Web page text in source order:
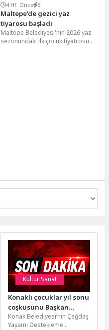
4 Hf. Önce 6
Maltepe’de gezici yaz
tiyarosu başladı
Maltepe Belediyesi'nin 2026 yaz
sezonundaki ilk çocuk tiyatrosu
Kültür Sanat
Konaklı çocuklar yıl sonu
coşkusunu Başkan
Mutlu’yla paylaştı
Konak Belediyesi’nin Çağdaş
Yaşamı Destekleme